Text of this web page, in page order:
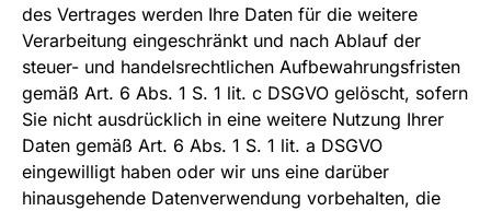
des Vertrages werden Ihre Daten für die weitere
Verarbeitung eingeschränkt und nach Ablauf der
steuer- und handelsrechtlichen Aufbewahrungsfristen
gemäß Art. 6 Abs. 1 S. 1 lit. c DSGVO gelöscht, sofern
Sie nicht ausdrücklich in eine weitere Nutzung Ihrer
Daten gemäß Art. 6 Abs. 1 S. 1 lit. a DSGVO
eingewilligt haben oder wir uns eine darüber
hinausgehende Datenverwendung vorbehalten, die